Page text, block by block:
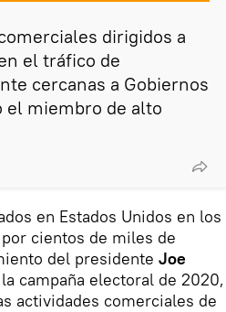
dirigidos a
el tráfico de
cercanas a Gobiernos
el miembro de alto
en Estados Unidos en los
cientos de miles de
del presidente Joe
campaña electoral de 2020,
actividades comerciales de